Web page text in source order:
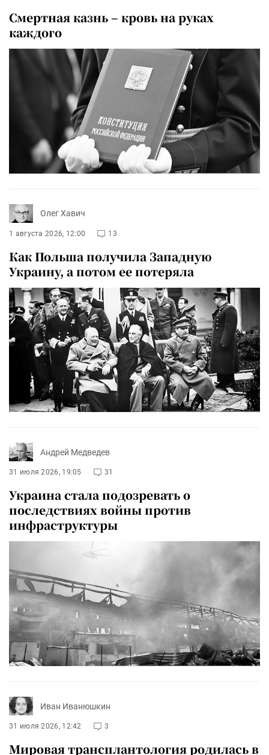
Смертная казнь – кровь на руках
каждого
Олег Хавич
1 августа 2026, 12:00 13
Как Польша получила Западную
Украину, а потом ее потеряла
Андрей Медведев
31 июля 2026, 19:05 31
Украина стала подозревать о
последствиях войны против
инфраструктуры
Иван Иванюшкин
31 июля 2026, 12:42 3
Мировая трансплантология родилась в